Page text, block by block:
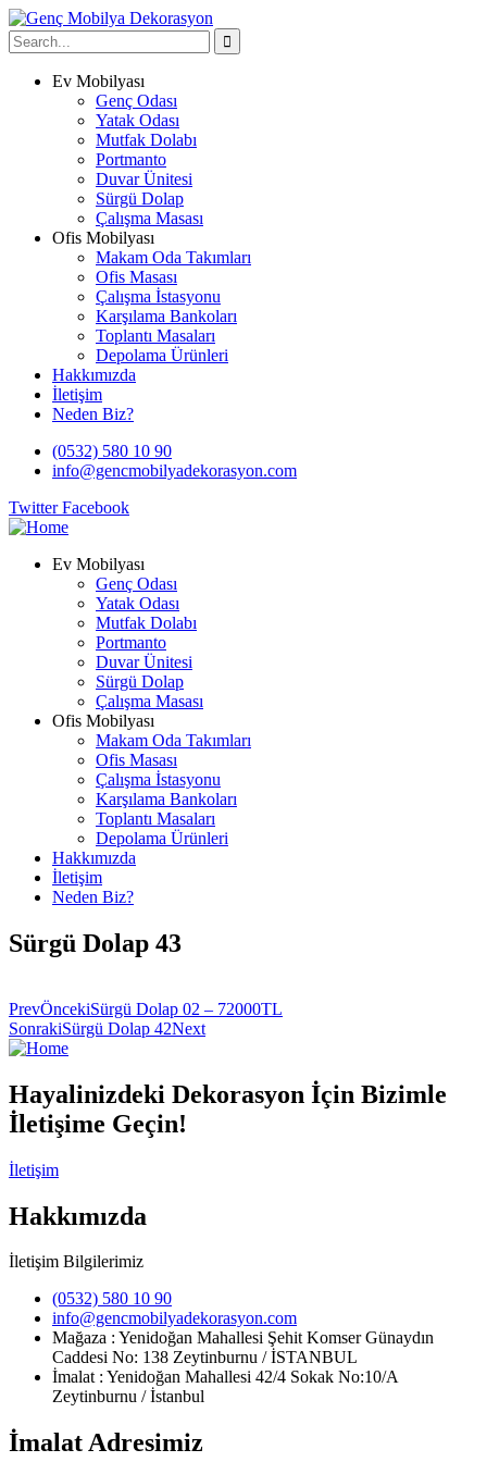
Ev Mobilyası
Genç Odası
Yatak Odası
Mutfak Dolabı
Portmanto
Duvar Ünitesi
Sürgü Dolap
Çalışma Masası
Ofis Mobilyası
Makam Oda Takımları
Ofis Masası
Çalışma İstasyonu
Karşılama Bankoları
Toplantı Masaları
Depolama Ürünleri
Hakkımızda
İletişim
Neden Biz?
(0532) 580 10 90
info@gencmobilyadekorasyon.com
Twitter Facebook
Ev Mobilyası
Genç Odası
Yatak Odası
Mutfak Dolabı
Portmanto
Duvar Ünitesi
Sürgü Dolap
Çalışma Masası
Ofis Mobilyası
Makam Oda Takımları
Ofis Masası
Çalışma İstasyonu
Karşılama Bankoları
Toplantı Masaları
Depolama Ürünleri
Hakkımızda
İletişim
Neden Biz?
Sürgü Dolap 43
PrevÖncekiSürgü Dolap 02 – 72000TL
SonrakiSürgü Dolap 42Next
Hayalinizdeki Dekorasyon İçin Bizimle
İletişime Geçin!
İletişim
Hakkımızda
İletişim Bilgilerimiz
(0532) 580 10 90
info@gencmobilyadekorasyon.com
Mağaza : Yenidoğan Mahallesi Şehit Komser Günaydın
Caddesi No: 138 Zeytinburnu / İSTANBUL
İmalat : Yenidoğan Mahallesi 42/4 Sokak No:10/A
Zeytinburnu / İstanbul
İmalat Adresimiz